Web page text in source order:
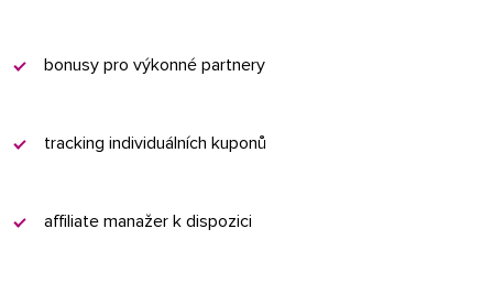
bonusy pro výkonné partnery
tracking individuálních kuponů
affiliate manažer k dispozici